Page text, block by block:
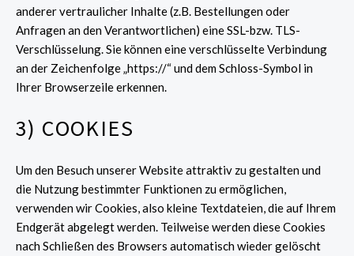
anderer vertraulicher Inhalte (z.B. Bestellungen oder
Anfragen an den Verantwortlichen) eine SSL-bzw. TLS-
Verschlüsselung. Sie können eine verschlüsselte Verbindung
an der Zeichenfolge „https://“ und dem Schloss-Symbol in
Ihrer Browserzeile erkennen.
3) COOKIES
Um den Besuch unserer Website attraktiv zu gestalten und
die Nutzung bestimmter Funktionen zu ermöglichen,
verwenden wir Cookies, also kleine Textdateien, die auf Ihrem
Endgerät abgelegt werden. Teilweise werden diese Cookies
nach Schließen des Browsers automatisch wieder gelöscht